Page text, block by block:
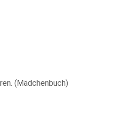
(Mädchenbuch)